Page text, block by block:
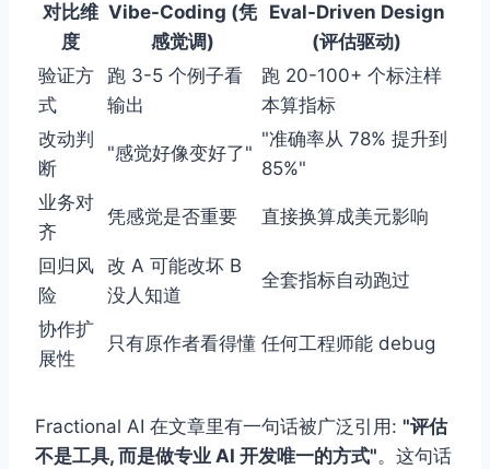
对比维
度
Vibe-Coding (凭
感觉调)
Eval-Driven Design
(评估驱动)
验证方
式
跑 3-5 个例子看
输出
跑 20-100+ 个标注样
本算指标
改动判
断
"感觉好像变好了"
"准确率从 78% 提升到
85%"
业务对
齐
凭感觉是否重要 直接换算成美元影响
回归风
险
改 A 可能改坏 B
没人知道
全套指标自动跑过
协作扩
展性
只有原作者看得懂 任何工程师能 debug
Fractional AI 在文章里有一句话被广泛引用: "评估
不是工具, 而是做专业 AI 开发唯一的方式"。这句话